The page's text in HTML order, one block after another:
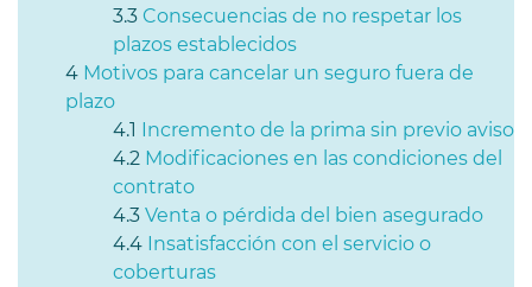
Consecuencias de no respetar los
plazos establecidos
Motivos para cancelar un seguro fuera de
plazo
Incremento de la prima sin previo aviso
Modificaciones en las condiciones del
contrato
Venta o pérdida del bien asegurado
Insatisfacción con el servicio o
coberturas